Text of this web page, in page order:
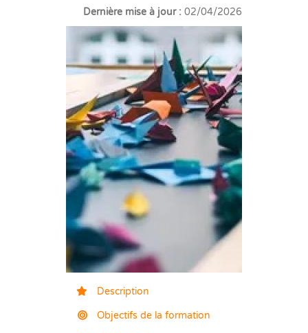
Dernière mise à jour :02/04/2026
Description
Objectifs de la formation